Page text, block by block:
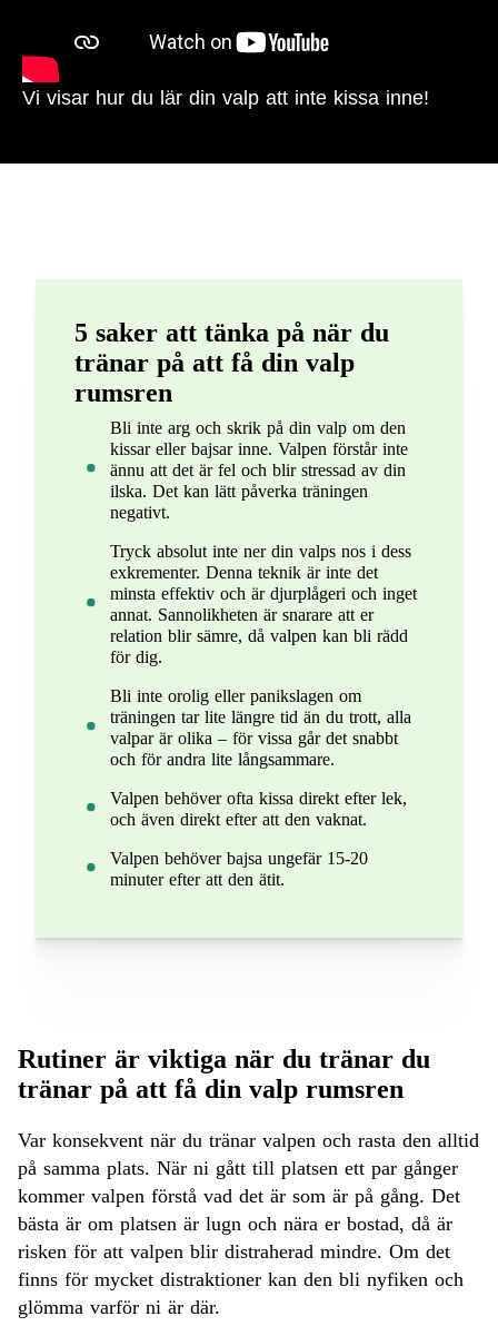
Vi visar hur du lär din valp att inte kissa inne!
5 saker att tänka på när du
tränar på att få din valp
rumsren
Bli inte arg och skrik på din valp om den
kissar eller bajsar inne. Valpen förstår inte
ännu att det är fel och blir stressad av din
ilska. Det kan lätt påverka träningen
negativt.
Tryck absolut inte ner din valps nos i dess
exkrementer. Denna teknik är inte det
minsta effektiv och är djurplågeri och inget
annat. Sannolikheten är snarare att er
relation blir sämre, då valpen kan bli rädd
för dig.
Bli inte orolig eller panikslagen om
träningen tar lite längre tid än du trott, alla
valpar är olika – för vissa går det snabbt
och för andra lite långsammare.
Valpen behöver ofta kissa direkt efter lek,
och även direkt efter att den vaknat.
Valpen behöver bajsa ungefär 15-20
minuter efter att den ätit.
Rutiner är viktiga när du tränar du
tränar på att få din valp rumsren
Var konsekvent när du tränar valpen och rasta den alltid
på samma plats. När ni gått till platsen ett par gånger
kommer valpen förstå vad det är som är på gång. Det
bästa är om platsen är lugn och nära er bostad, då är
risken för att valpen blir distraherad mindre. Om det
finns för mycket distraktioner kan den bli nyfiken och
glömma varför ni är där.